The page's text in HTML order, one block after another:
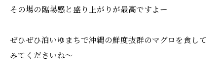
その場の臨場感と盛り上がりが最高ですよー
ぜひぜひ泊いゆまちで沖縄の鮮度抜群のマグロを食して
みてくださいね〜